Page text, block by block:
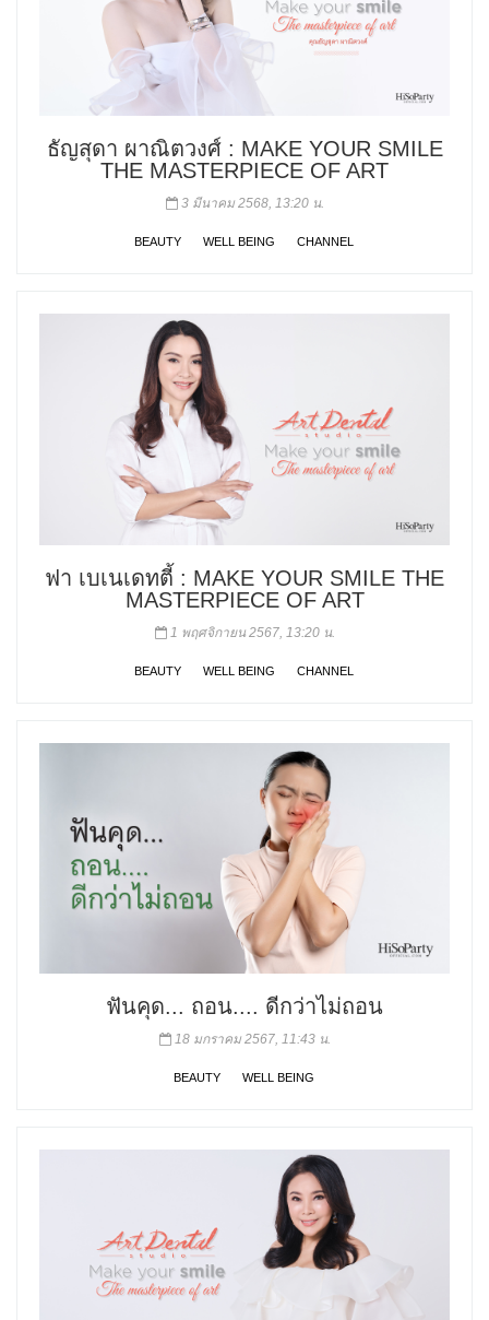
ธัญสุดา ผาณิตวงศ์ : MAKE YOUR SMILE
THE MASTERPIECE OF ART
3 มีนาคม 2568, 13:20 น.
BEAUTY WELL BEING CHANNEL
ฟา เบเนเดทตี้ : MAKE YOUR SMILE THE
MASTERPIECE OF ART
1 พฤศจิกายน 2567, 13:20 น.
BEAUTY WELL BEING CHANNEL
ฟันคุด... ถอน.... ดีกว่าไม่ถอน
18 มกราคม 2567, 11:43 น.
BEAUTY WELL BEING